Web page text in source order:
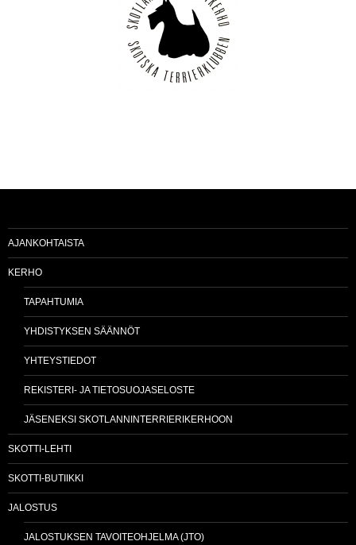
AJANKOHTAISTA
KERHO
TAPAHTUMIA
YHDISTYKSEN SÄÄNNÖT
YHTEYSTIEDOT
REKISTERI- JA TIETOSUOJASELOSTE
JÄSENEKSI SKOTLANNINTERRIERIKERHOON
SKOTTI-LEHTI
SKOTTI-BUTIIKKI
JALOSTUS
JALOSTUKSEN TAVOITEOHJELMA (JTO)